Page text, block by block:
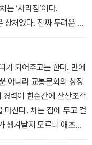
는 ‘사라짐’이다.
상처였다. 진짜 두려운 건
가 되어주고는 한다. 만에
아니라 교통문화의 상징
력이 한순간에 산산조각
마신다. 차는 집에 두고 걸
생겨날지 모르니 애초에
세상을 바꿨다고 말한다.